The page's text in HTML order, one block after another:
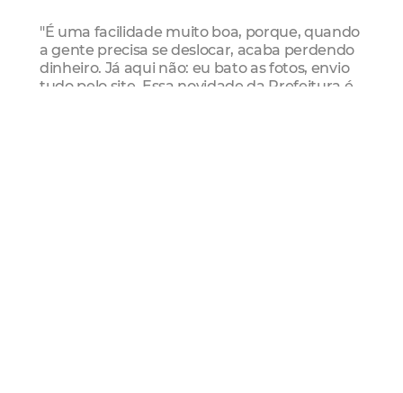
"É uma facilidade muito boa, porque, quando
a gente precisa se deslocar, acaba perdendo
dinheiro. Já aqui não: eu bato as fotos, envio
tudo pelo site. Essa novidade da Prefeitura é